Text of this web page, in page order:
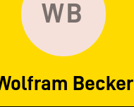
WB
Becker